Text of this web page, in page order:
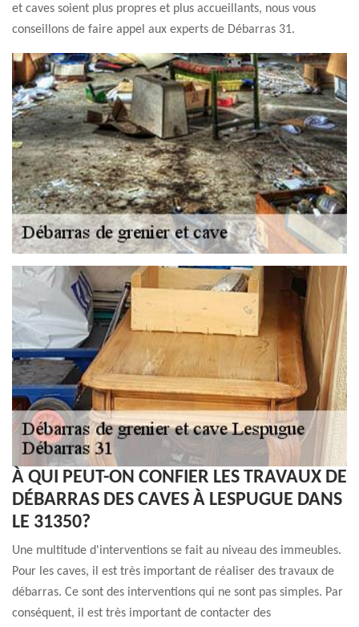
et caves soient plus propres et plus accueillants, nous vous
conseillons de faire appel aux experts de Débarras 31.
À QUI PEUT-ON CONFIER LES TRAVAUX DE
DÉBARRAS DES CAVES À LESPUGUE DANS
LE 31350?
Une multitude d'interventions se fait au niveau des immeubles.
Pour les caves, il est très important de réaliser des travaux de
débarras. Ce sont des interventions qui ne sont pas simples. Par
conséquent, il est très important de contacter des